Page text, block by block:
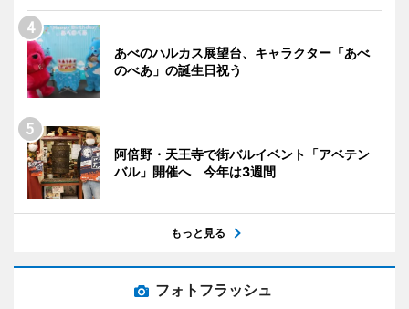
あべのハルカス展望台、キャラクター「あべ
のべあ」の誕生日祝う
阿倍野・天王寺で街バルイベント「アベテン
バル」開催へ 今年は3週間
もっと見る
フォトフラッシュ